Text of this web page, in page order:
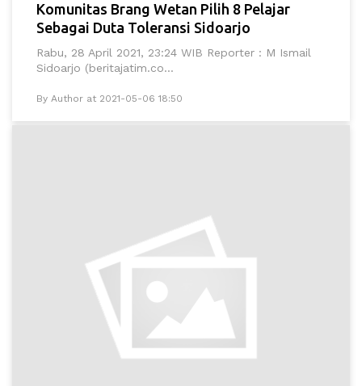
Komunitas Brang Wetan Pilih 8 Pelajar
Sebagai Duta Toleransi Sidoarjo
Rabu, 28 April 2021, 23:24 WIB Reporter : M Ismail
Sidoarjo (beritajatim.co...
By Author at 2021-05-06 18:50